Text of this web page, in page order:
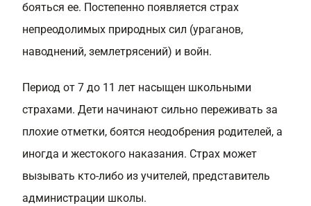
бояться ее. Постепенно появляется страх
непреодолимых природных сил (ураганов,
наводнений, землетрясений) и войн.
Период от 7 до 11 лет насыщен школьными
страхами. Дети начинают сильно переживать за
плохие отметки, боятся неодобрения родителей, а
иногда и жестокого наказания. Страх может
вызывать кто-либо из учителей, представитель
администрации школы.